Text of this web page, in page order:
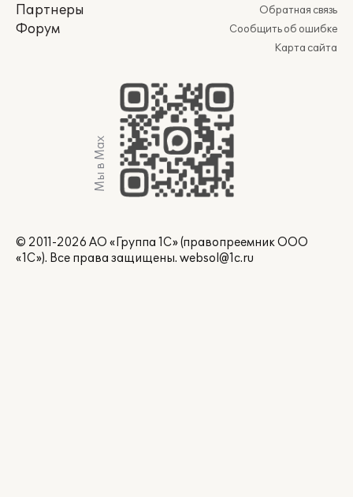
Партнеры
Форум
Обратная связь
Сообщить об ошибке
Карта сайта
Мы в Max
© 2011-2026 АО «Группа 1С» (правопреемник ООО
«1С»). Все права защищены. websol@1c.ru